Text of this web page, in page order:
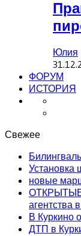
Юлия
ФОРУМ
ИСТОРИЯ
Свежее
Установка
новые
ОТКРЫТЫЕ
агентства
В Куркино
ДТП в